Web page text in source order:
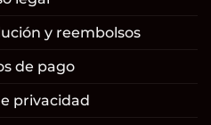
y reembolsos
de pago
privacidad